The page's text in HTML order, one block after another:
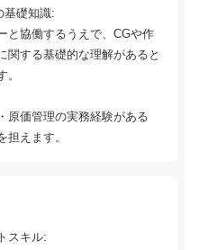
基礎知識:
と協働するうえで、CGや作
関する基礎的な理解があると
原価管理の実務経験がある
担えます。
スキル: